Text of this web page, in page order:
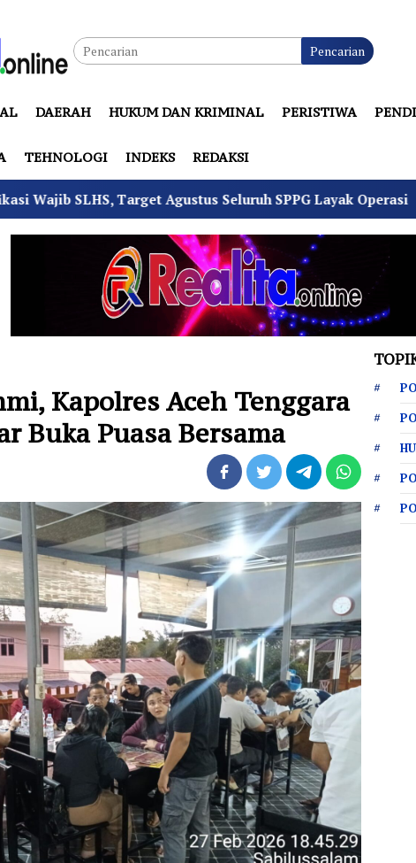
Pencarian
DAERAH HUKUM DAN KRIMINAL PERISTIWA
TEHNOLOGI INDEKS REDAKSI
Agustus Seluruh SPPG Layak Operasi 4 Pemuda
Kapolres Aceh Tenggara
Buka Puasa Bersama